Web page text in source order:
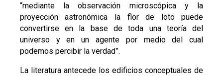
“mediante la observación microscópica y la
proyección astronómica la flor de loto puede
convertirse en la base de toda una teoría del
universo y en un agente por medio del cual
podemos percibir la verdad”.
La literatura antecede los edificios conceptuales de